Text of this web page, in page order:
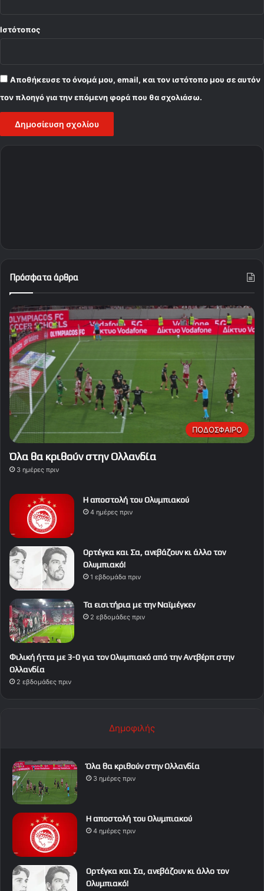
Ιστότοπος
Αποθήκευσε το όνομά μου, email, και τον ιστότοπο μου σε αυτόν
τον πλοηγό για την επόμενη φορά που θα σχολιάσω.
Πρόσφατα άρθρα
ΠΟΔΟΣΦΑΙΡΟ
Όλα θα κριθούν στην Ολλανδία
3 ημέρες πριν
Η αποστολή του Ολυμπιακού
4 ημέρες πριν
Ορτέγκα και Σα, ανεβάζουν κι άλλο τον
Ολυμπιακό!
1 εβδομάδα πριν
Τα εισιτήρια με την Ναϊμέγκεν
2 εβδομάδες πριν
Φιλική ήττα με 3-0 για τον Ολυμπιακό από την Αντβέρπ στην
Ολλανδία
2 εβδομάδες πριν
Δημοφιλής
Όλα θα κριθούν στην Ολλανδία
3 ημέρες πριν
Η αποστολή του Ολυμπιακού
4 ημέρες πριν
Ορτέγκα και Σα, ανεβάζουν κι άλλο τον
Ολυμπιακό!